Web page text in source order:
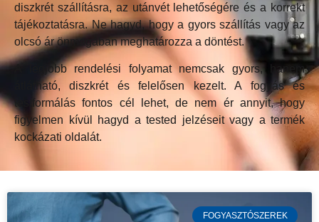
diszkrét szállításra, az utánvét lehetőségére és a korrekt
tájékoztatásra. Ne hagyd, hogy a gyors szállítás vagy az
olcsó ár önmagában meghatározza a döntést.
A legjobb rendelési folyamat nemcsak gyors, hanem
átlátható, diszkrét és felelősen kezelt. A fogyás és
testformálás fontos cél lehet, de nem ér annyit, hogy
figyelmen kívül hagyd a tested jelzéseit vagy a termék
kockázati oldalát.
FOGYASZTÓSZEREK